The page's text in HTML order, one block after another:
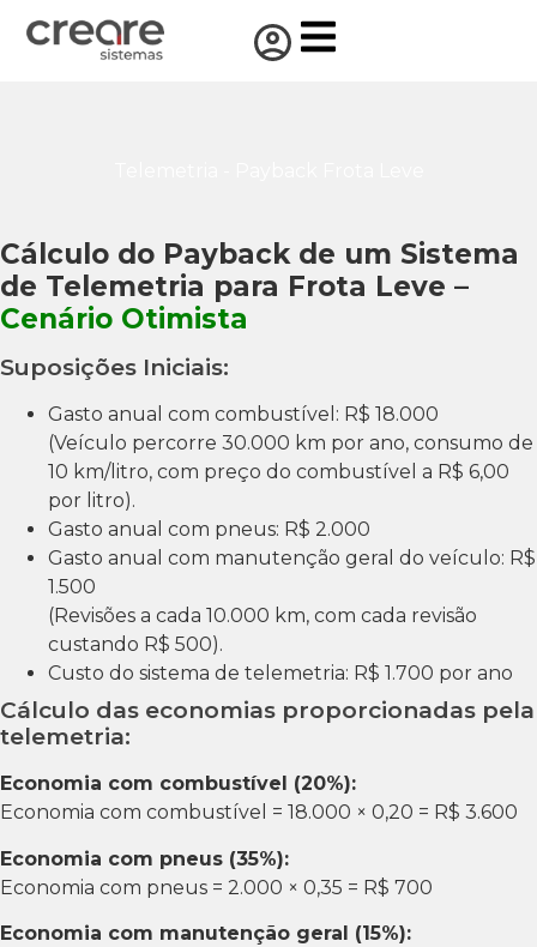
Cálculo do Payback de um Sistema
de Telemetria para Frota Leve –
Cenário Otimista
Suposições Iniciais:
Gasto anual com combustível: R$ 18.000
(Veículo percorre 30.000 km por ano, consumo de
10 km/litro, com preço do combustível a R$ 6,00
por litro).
Gasto anual com pneus: R$ 2.000
Gasto anual com manutenção geral do veículo: R$
1.500
(Revisões a cada 10.000 km, com cada revisão
custando R$ 500).
Custo do sistema de telemetria: R$ 1.700 por ano
Cálculo das economias proporcionadas pela
telemetria:
Economia com combustível (20%):
Economia com combustível = 18.000 × 0,20 = R$ 3.600
Economia com pneus (35%):
Economia com pneus = 2.000 × 0,35 = R$ 700
Economia com manutenção geral (15%):